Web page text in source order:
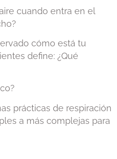
cuando entra en el
cómo está tu
define: ¿Qué
prácticas de respiración
a más complejas para